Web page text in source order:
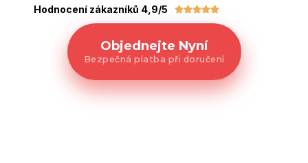
Hodnocení zákazníků 4,9/5

Objednejte Nyní
Bezpečná platba při doručení